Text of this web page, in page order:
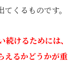
くるものです。
けるためには、
えるかどうかが重